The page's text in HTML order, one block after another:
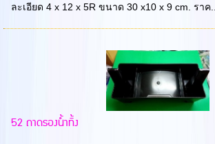
ละเอียด 4 x 12 x 5R ขนาด 30 x10 x 9 cm. ราค...
52 ถาดรองน้ำทิ้ง